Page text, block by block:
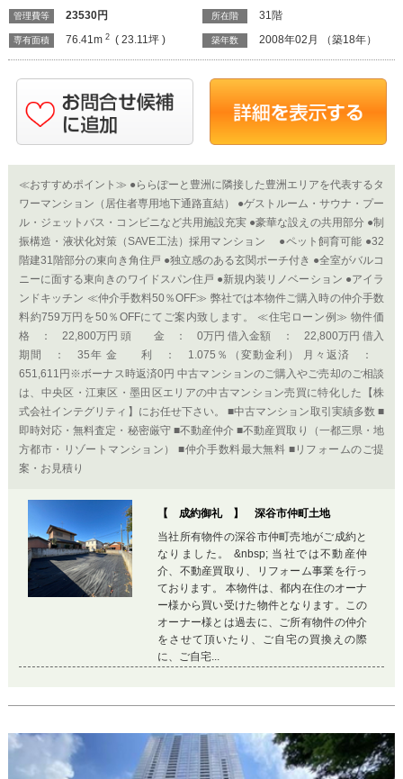
管理費等 23530円
専有面積 76.41m2 ( 23.11坪 )
所在階 31階
築年数 2008年02月 （築18年）
≪おすすめポイント≫ ●ららぽーと豊洲に隣接した豊洲エリアを代表するタ
ワーマンション（居住者専用地下通路直結） ●ゲストルーム・サウナ・プー
ル・ジェットバス・コンビニなど共用施設充実 ●豪華な設えの共用部分 ●制
振構造・液状化対策（SAVE工法）採用マンション ●ペット飼育可能 ●32
階建31階部分の東向き角住戸 ●独立感のある玄関ポーチ付き ●全室がバルコ
ニーに面する東向きのワイドスパン住戸 ●新規内装リノベーション ●アイラ
ンドキッチン ≪仲介手数料50％OFF≫ 弊社では本物件ご購入時の仲介手数
料約759万円を50％OFFにてご案内致します。 ≪住宅ローン例≫ 物件価
格 ： 22,800万円 頭 金 ： 0万円 借入金額 ： 22,800万円 借入
期間 ： 35年 金 利 ： 1.075％（変動金利） 月々返済 ：
651,611円※ボーナス時返済0円 中古マンションのご購入やご売却のご相談
は、中央区・江東区・墨田区エリアの中古マンション売買に特化した【株
式会社インテグリティ】にお任せ下さい。 ■中古マンション取引実績多数 ■
即時対応・無料査定・秘密厳守 ■不動産仲介 ■不動産買取り（一都三県・地
方都市・リゾートマンション） ■仲介手数料最大無料 ■リフォームのご提
案・お見積り
【 成約御礼 】 深谷市仲町土地
当社所有物件の深谷市仲町売地がご成約と
なりました。 &nbsp; 当社では不動産仲
介、不動産買取り、リフォーム事業を行っ
ております。 本物件は、都内在住のオーナ
ー様から買い受けた物件となります。この
オーナー様とは過去に、ご所有物件の仲介
をさせて頂いたり、ご自宅の買換えの際
に、ご自宅...